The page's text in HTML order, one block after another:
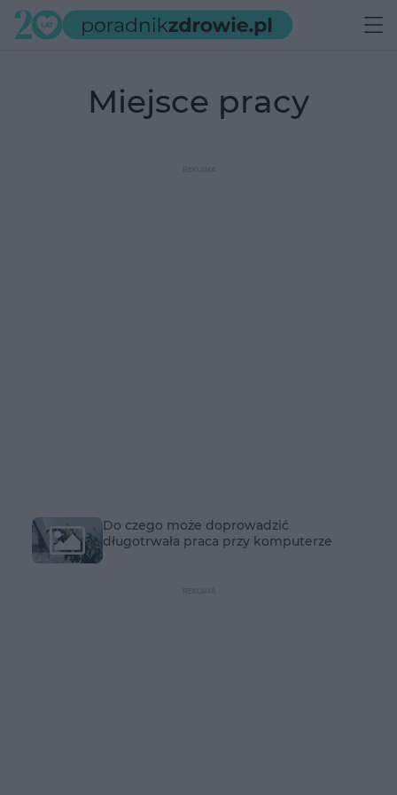
miejsce pracy
Do czego może doprowadzić
długotrwała praca przy komputerze